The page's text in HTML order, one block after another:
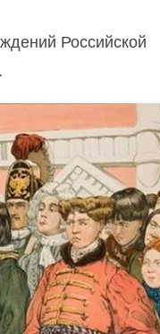
Российской